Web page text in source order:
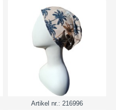
Artikel nr.: 216996